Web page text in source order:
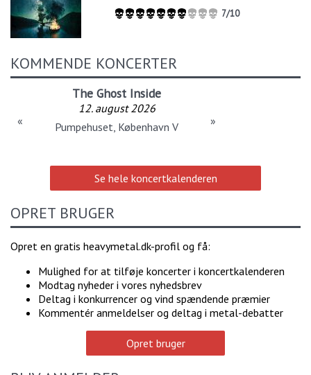
7/10
KOMMENDE KONCERTER
The Ghost Inside
12. august 2026
Pumpehuset, København V
« »
Se hele koncertkalenderen
OPRET BRUGER
Opret en gratis heavymetal.dk-profil og få:
Mulighed for at tilføje koncerter i koncertkalenderen
Modtag nyheder i vores nyhedsbrev
Deltag i konkurrencer og vind spændende præmier
Kommentér anmeldelser og deltag i metal-debatter
Opret bruger